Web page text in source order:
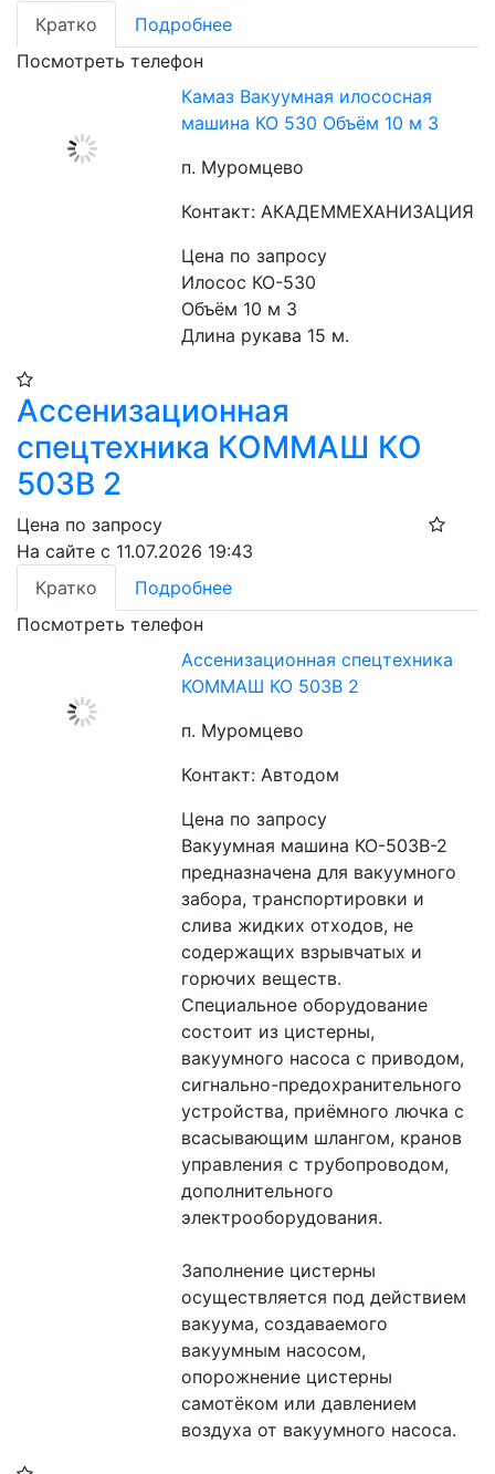
Кратко
Подробнее
Посмотреть телефон
Камаз Вакуумная илососная
машина КО 530 Объём 10 м 3
п. Муромцево
Контакт: АКАДЕММЕХАНИЗАЦИЯ
Цена по запросу
Илосос КО-530
Объём 10 м 3
Длина рукава 15 м.
Ассенизационная
спецтехника КОММАШ КО
503В 2
Цена по запросу
На сайте с 11.07.2026 19:43
Кратко
Подробнее
Посмотреть телефон
Ассенизационная спецтехника
КОММАШ КО 503В 2
п. Муромцево
Контакт: Автодом
Цена по запросу
Вакуумная машина КО-503В-2
предназначена для вакуумного
забора, транспортировки и
слива жидких отходов, не
содержащих взрывчатых и
горючих веществ.
Специальное оборудование
состоит из цистерны,
вакуумного насоса с приводом,
сигнально-предохранительного
устройства, приёмного лючка с
всасывающим шлангом, кранов
управления с трубопроводом,
дополнительного
электрооборудования.
Заполнение цистерны
осуществляется под действием
вакуума, создаваемого
вакуумным насосом,
опорожнение цистерны
самотёком или давлением
воздуха от вакуумного насоса.